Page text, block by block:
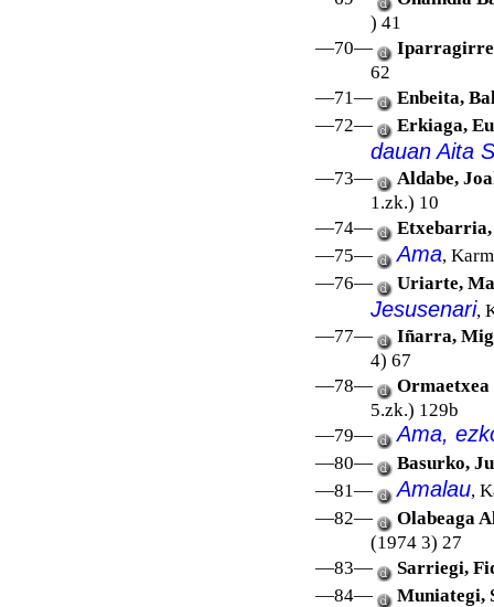
) 41
—70—
62
—71—
Enbeita,
—72—
Erkiaga,
dauan Aita
—73—
Aldabe,
1.zk.) 10
—74—
—75—
Ama,
—76—
Uriarte,
Jesusenari,
—77—
Iñarra,
4) 67
—78—
5.zk.) 129b
—79—
Ama,
—80—
Basurko,
—81—
Amalau,
—82—
Olabeaga
(1974 3) 27
—83—
Sarriegi,
—84—
Muniategi,